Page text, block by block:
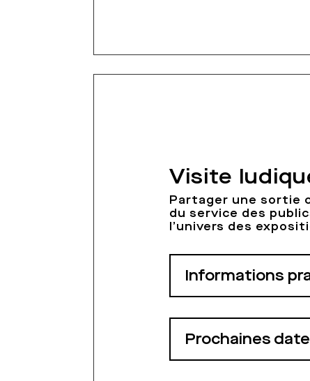
Visite
Partager une sortie
du service des
l’univers des
Informations
Prochaines